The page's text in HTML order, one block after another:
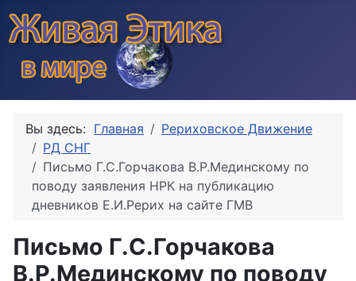
Вы здесь: Главная
Рериховское Движение
РД СНГ
Письмо Г.С.Горчакова В.Р.Мединскому по
поводу заявления НРК на публикацию
дневников Е.И.Рерих на сайте ГМВ
Письмо Г.С.Горчакова
В.Р.Мединскому по поводу